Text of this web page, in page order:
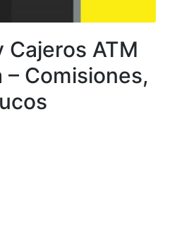
Cajeros ATM
– Comisiones,